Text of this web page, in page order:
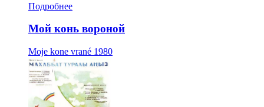
Подробнее
Мой конь вороной
Moje kone vrané 1980